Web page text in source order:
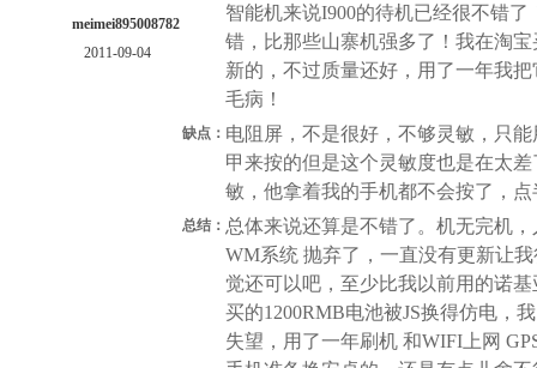
meimei895008782
2011-09-04
智能机来说I900的待机已经很不错
错，比那些山寨机强多了！我在淘
新的，不过质量还好，用了一年我
毛病！
缺点： 电阻屏，不是很好，不够灵敏，只
甲来按的但是这个灵敏度也是在太
敏，他拿着我的手机都不会按了，
总结： 总体来说还算是不错了。机无完机
WM系统 抛弃了，一直没有更新让
觉还可以吧，至少比我以前用的诺
买的1200RMB电池被JS换得仿电，
失望，用了一年刷机 和WIFI上网